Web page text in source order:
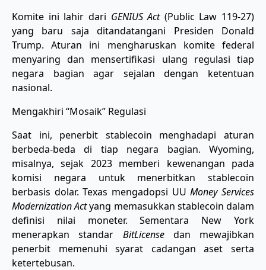
Komite ini lahir dari GENIUS Act(Public Law 119-27)
yang baru saja ditandatangani Presiden Donald
Trump. Aturan ini mengharuskan komite federal
menyaring dan mensertifikasi ulang regulasi tiap
negara bagian agar sejalan dengan ketentuan
nasional.
Mengakhiri “Mosaik” Regulasi
Saat ini, penerbit stablecoin menghadapi aturan
berbeda-beda di tiap negara bagian. Wyoming,
misalnya, sejak 2023 memberi kewenangan pada
komisi negara untuk menerbitkan stablecoin
berbasis dolar. Texas mengadopsi UUMoney Services
Modernization Actyang memasukkan stablecoin dalam
definisi nilai moneter. Sementara New York
menerapkan standar BitLicensedan mewajibkan
penerbit memenuhi syarat cadangan aset serta
ketertebusan.